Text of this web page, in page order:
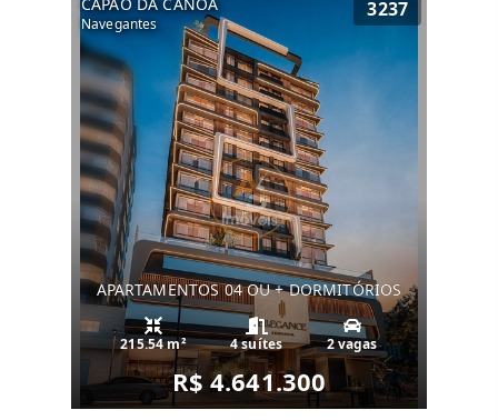
CAPÃO DA CANOA
Navegantes
3237
APARTAMENTOS 04 OU + DORMITÓRIOS
215.54 m² 4 suítes 2 vagas
R$ 4.641.300